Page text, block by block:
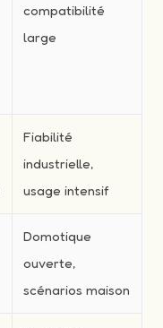
compatibilité
large
Fiabilité
industrielle,
usage intensif
Domotique
ouverte,
scénarios maison